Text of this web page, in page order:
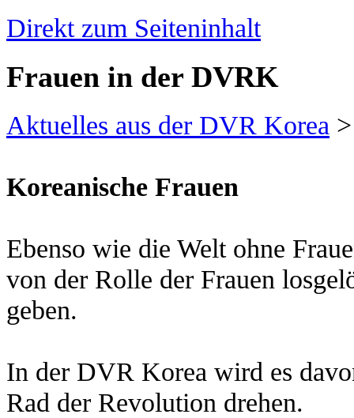
Direkt zum Seiteninhalt
Frauen in der DVRK
Aktuelles aus der DVR Korea
Koreanische Frauen
Ebenso wie die Welt ohne
von der Rolle der Frauen
geben.
In der DVR Korea wird es
Rad der Revolution drehen.